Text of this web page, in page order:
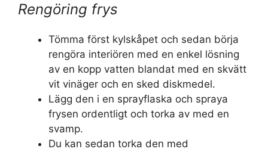
Rengöring frys
Tömma först kylskåpet och sedan börja
rengöra interiören med en enkel lösning
av en kopp vatten blandat med en skvätt
vit vinäger och en sked diskmedel.
Lägg den i en sprayflaska och spraya
frysen ordentligt och torka av med en
svamp.
Du kan sedan torka den med